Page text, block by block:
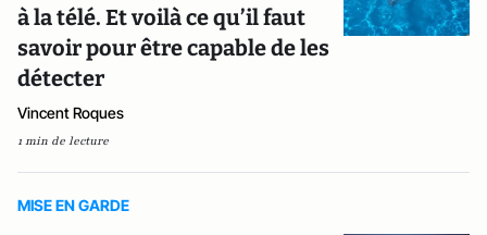
à la télé. Et voilà ce qu’il faut
savoir pour être capable de les
détecter
Vincent Roques
1 min de lecture
MISE EN GARDE